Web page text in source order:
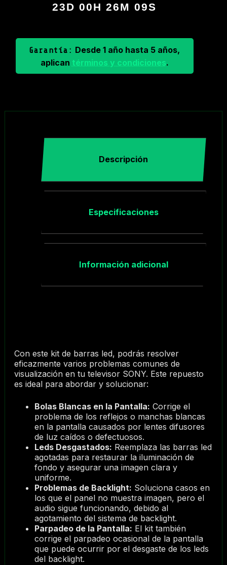
23D 00H 26M 08S
Garantía: Desde 1 año hasta 5 años,
aplican términos y condiciones.
Descripción
Especificaciones
Información adicional
Con este kit de barras led, podrás resolver
eficazmente varios problemas comunes de
visualización en tu televisor SONY. Este repuesto
es ideal para abordar y solucionar:
Bolas Blancas en la Pantalla: Corrige el
problema de los reflejos o manchas blancas
en la pantalla causados por lentes difusores
de luz caídos o defectuosos.
Leds Desgastados: Reemplaza las barras led
agotadas para restaurar la iluminación de
fondo y asegurar una imagen clara y
uniforme.
Problemas de Backlight: Soluciona casos en
los que el panel no muestra imagen, pero el
audio sigue funcionando, debido al
agotamiento del sistema de backlight.
Parpadeo de la Pantalla: El kit también
corrige el parpadeo ocasional de la pantalla
que puede ocurrir por el desgaste de los leds
del backlight.